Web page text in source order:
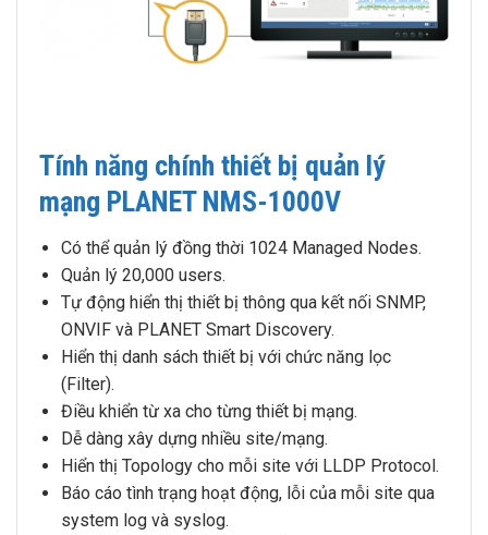
Tính năng chính thiết bị quản lý
mạng PLANET NMS-1000V
Có thể quản lý đồng thời 1024 Managed Nodes.
Quản lý 20,000 users.
Tự động hiển thị thiết bị thông qua kết nối SNMP,
ONVIF và PLANET Smart Discovery.
Hiển thị danh sách thiết bị với chức năng lọc
(Filter).
Điều khiển từ xa cho từng thiết bị mạng.
Dễ dàng xây dựng nhiều site/mạng.
Hiển thị Topology cho mỗi site với LLDP Protocol.
Báo cáo tình trạng hoạt động, lỗi của mỗi site qua
system log và syslog.